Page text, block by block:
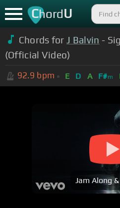
ChordU
Chords forJ Balvin -
(Official Video)
92.9 bpm E D A F#m
Jam Along